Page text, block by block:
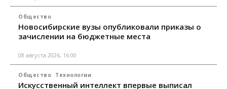
Общество
Новосибирские вузы опубликовали приказы о
зачислении на бюджетные места
08 августа 2026, 16:00
Общество Технологии
Искусственный интеллект впервые выписал